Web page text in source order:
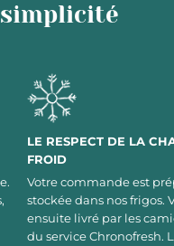
LE RESPECT DE LA
FROID
Votre commande est
stockée dans nos frigos.
ensuite livré par les
du service Chronofresh.